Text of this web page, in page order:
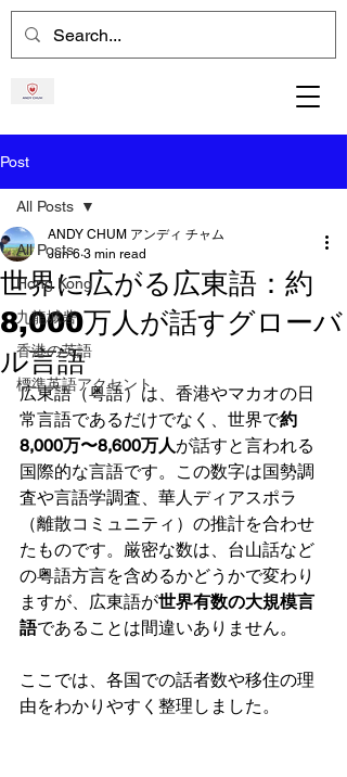
Post
All Posts
Hong Kong
九龍城砦
香港の英語
標準英語アクセント
All Posts
世界に広がる広東語：約
8,000万人が話すグローバ
ル言語
ANDY CHUM アンディ チャム
Jun 6 3 min read
広東語（粤語）は、香港やマカオの日
常言語であるだけでなく、世界で約
8,000万〜8,600万人が話すと言われる
国際的な言語です。この数字は国勢調
査や言語学調査、華人ディアスポラ
（離散コミュニティ）の推計を合わせ
たものです。厳密な数は、台山話など
の粤語方言を含めるかどうかで変わり
ますが、広東語が世界有数の大規模言
語であることは間違いありません。
ここでは、各国での話者数や移住の理
由をわかりやすく整理しました。